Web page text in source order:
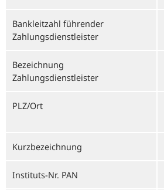
Bankleitzahl führender
Zahlungsdienstleister
Bezeichnung
Zahlungsdienstleister
PLZ/Ort
Kurzbezeichnung
Instituts-Nr. PAN